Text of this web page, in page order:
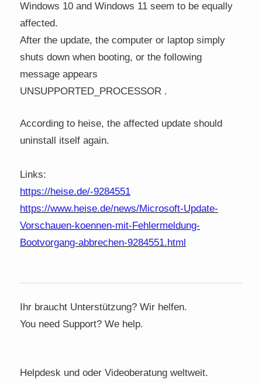
Windows 10 and Windows 11 seem to be equally
affected.
After the update, the computer or laptop simply
shuts down when booting, or the following
message appears
UNSUPPORTED_PROCESSOR .
According to heise, the affected update should
uninstall itself again.
Links:
https://heise.de/-9284551
https://www.heise.de/news/Microsoft-Update-
Vorschauen-koennen-mit-Fehlermeldung-
Bootvorgang-abbrechen-9284551.html
Ihr braucht Unterstützung? Wir helfen.
You need Support? We help.
Helpdesk und oder Videoberatung weltweit.